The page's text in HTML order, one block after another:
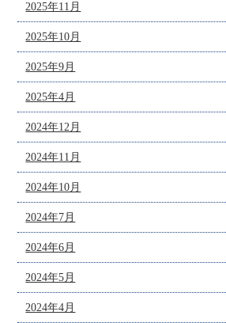
2025年11月
2025年10月
2025年9月
2025年4月
2024年12月
2024年11月
2024年10月
2024年7月
2024年6月
2024年5月
2024年4月